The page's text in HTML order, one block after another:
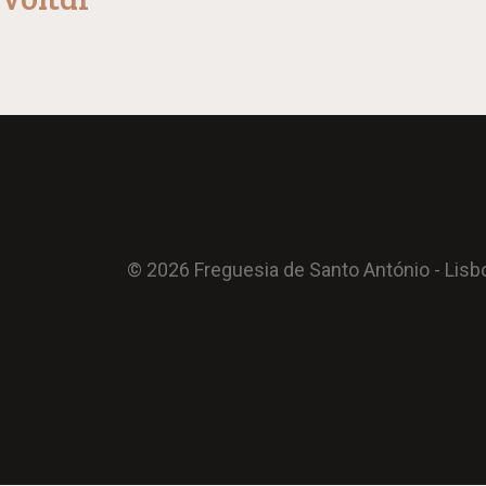
© 2026 Freguesia de Santo António -